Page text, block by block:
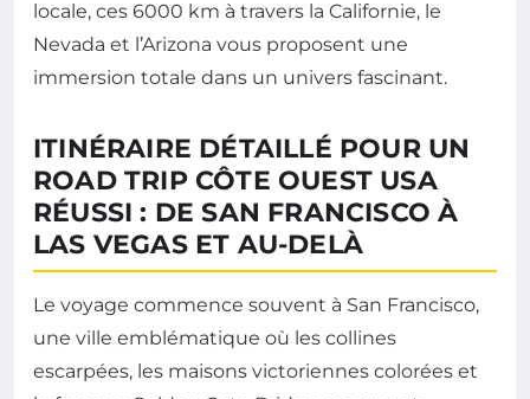
locale, ces 6000 km à travers la Californie, le
Nevada et l’Arizona vous proposent une
immersion totale dans un univers fascinant.
ITINÉRAIRE DÉTAILLÉ POUR UN
ROAD TRIP CÔTE OUEST USA
RÉUSSI : DE SAN FRANCISCO À
LAS VEGAS ET AU-DELÀ
Le voyage commence souvent à San Francisco,
une ville emblématique où les collines
escarpées, les maisons victoriennes colorées et